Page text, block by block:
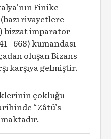
Finike
rivayetlere
bizzat imparator
- 668) kumandası
oluşan Bizans
karşıya gelmiştir.
çokluğu
“Zâtü’s-